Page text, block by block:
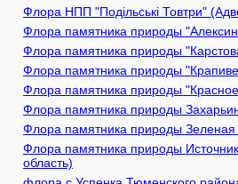
Флора НПП "Подільські Товтри"
Флора памятника природы
Флора памятника природы
Флора памятника природы
Флора памятника природы
Флора памятника природы
Флора памятника природы Зеленая
Флора памятника природы
область)